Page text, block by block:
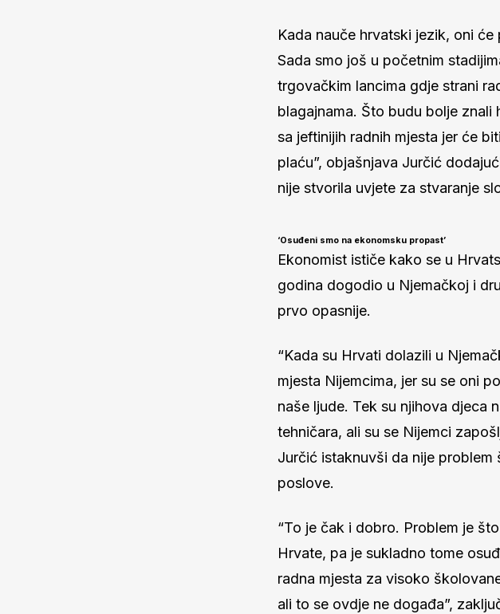
Kada nauče hrvatski jezik, oni
Sada smo još u početnim
trgovačkim lancima gdje strani
blagajnama. Što budu bolje
sa jeftinijih radnih mjesta jer će
plaću”, objašnjava Jurčić
nije stvorila uvjete za stvaranje
‘Osuđeni smo na ekonomsku propast’
Ekonomist ističe kako se u
godina dogodio u Njemačkoj i
prvo opasnije.
“Kada su Hrvati dolazili u
mjesta Nijemcima, jer su se oni
naše ljude. Tek su njihova djeca
tehničara, ali su se Nijemci
Jurčić istaknuvši da nije
poslove.
“To je čak i dobro. Problem je
Hrvate, pa je sukladno tome
radna mjesta za visoko
ali to se ovdje ne događa”,